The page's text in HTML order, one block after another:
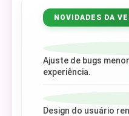
NOVIDADES DA
Ajuste de bugs
experiência.
Design do usuário